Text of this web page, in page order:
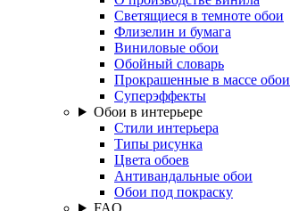
Светящиеся в темноте обои
Флизелин и бумага
Виниловые обои
Обойный словарь
Прокрашенные в массе обои
Суперэффекты
Обои в интерьере
Стили интерьера
Типы рисунка
Цвета обоев
Антивандальные обои
Обои под покраску
FAQ